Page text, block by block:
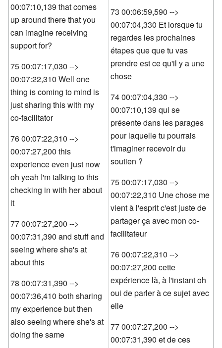
00:07:10,139 that comes
up around there that you
can imagine receiving
support for?
75 00:07:17,030 -->
00:07:22,310 Well one
thing is coming to mind is
just sharing this with my
co-facilitator
76 00:07:22,310 -->
00:07:27,200 this
experience even just now
oh yeah I'm talking to this
checking in with her about
it
77 00:07:27,200 -->
00:07:31,390 and stuff and
seeing where she's at
about this
78 00:07:31,390 -->
00:07:36,410 both sharing
my experience but then
also seeing where she's at
doing the same
73 00:06:59,590 -->
00:07:04,330 Et lorsque tu
regardes les prochaines
étapes que que tu vas
prendre est ce qu'il y a une
chose
74 00:07:04,330 -->
00:07:10,139 qui se
présente dans les parages
pour laquelle tu pourrais
t'imaginer recevoir du
soutien ?
75 00:07:17,030 -->
00:07:22,310 Une chose me
vient à l'esprit c'est juste de
partager ça avec mon co-
facilitateur
76 00:07:22,310 -->
00:07:27,200 cette
expérience là, à l'instant oh
oui de parler à ce sujet avec
elle
77 00:07:27,200 -->
00:07:31,390 et de ces